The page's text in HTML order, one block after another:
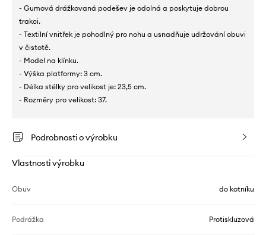
- Gumová drážkovaná podešev je odolná a poskytuje dobrou
trakci.
- Textilní vnitřek je pohodlný pro nohu a usnadňuje udržování obuvi
v čistotě.
- Model na klínku.
- Výška platformy: 3 cm.
- Délka stélky pro velikost je: 23,5 cm.
- Rozměry pro velikost: 37.
Podrobnosti o výrobku
Vlastnosti výrobku
Obuv do kotníku
Podrážka Protiskluzová